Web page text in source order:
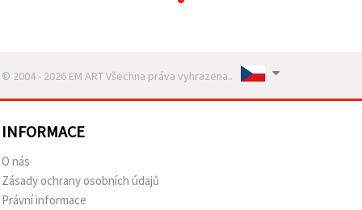
© 2004 - 2026 EM ART Všechna práva vyhrazena..
INFORMACE
O nás
Zásady ochrany osobních údajů
Právní informace